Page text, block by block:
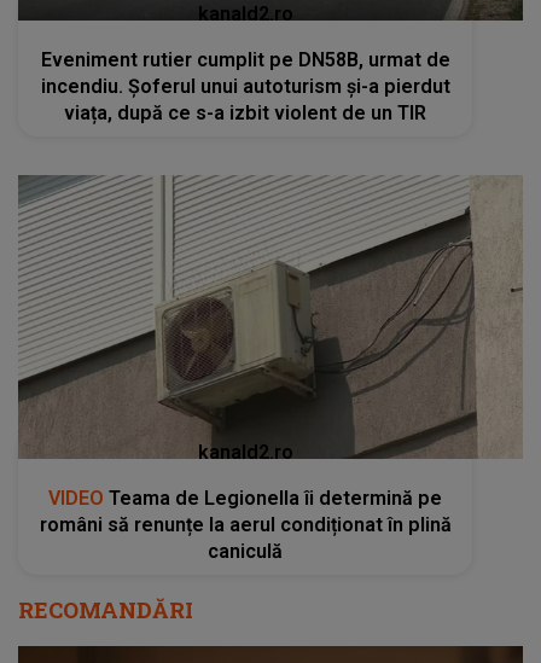
kanald2.ro
Eveniment rutier cumplit pe DN58B, urmat de
incendiu. Șoferul unui autoturism și-a pierdut
viața, după ce s-a izbit violent de un TIR
kanald2.ro
VIDEO Teama de Legionella îi determină pe
români să renunțe la aerul condiționat în plină
caniculă
RECOMANDĂRI